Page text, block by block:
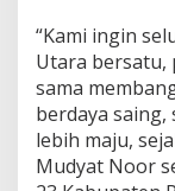
“Kami ingin
Utara bersatu,
sama
berdaya
lebih maju,
Mudyat Noor